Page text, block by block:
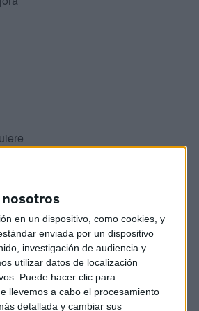
en un dispositivo, como cookies, y
enviada por un dispositivo
investigación de audiencia y
utilizar datos de localización
Puede hacer clic para
llevemos a cabo el procesamiento
detallada y cambiar sus
mismo
Si